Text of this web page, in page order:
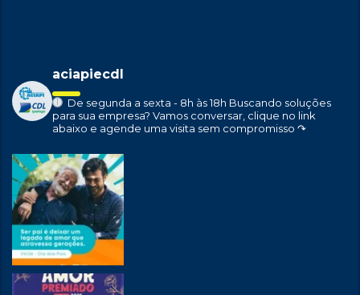
aciapiecdl
De segunda a sexta - 8h às 18h Buscando soluções
para sua empresa? Vamos conversar, clique no link
abaixo e agende uma visita sem compromisso ↷